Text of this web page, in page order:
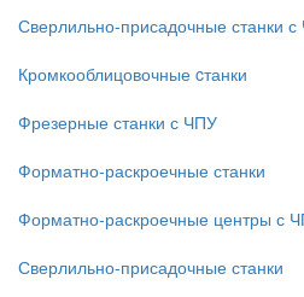
Сверлильно-присадочные станки
Кромкооблицовочные cтанки
Фрезерные станки с ЧПУ
Форматно-раскроечные станки
Форматно-раскроечные центры с
Сверлильно-присадочные станки